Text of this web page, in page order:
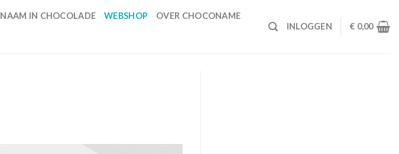
NAAM IN CHOCOLADE WEBSHOP OVER CHOCONAME
INLOGGEN € 0,00